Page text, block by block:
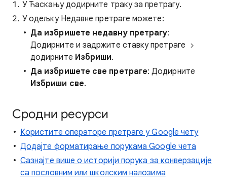
У Ћаскању додирните траку за претрагу.
У одељку Недавне претраге можете:
Да избришете недавну претрагу:
Додирните и задржите ставку претраге
додирните Избриши.
Да избришете све претраге: Додирните
Избриши све.
Сродни ресурси
Користите операторе претраге у Google чету
Додајте форматирање порукама Google чета
Сазнајте више о историји порука за конверзације
са пословним или школским налозима